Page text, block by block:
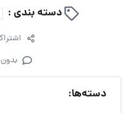
دسته بندی :
دسته‌ها: